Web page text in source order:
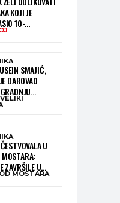
KOJI JE
10-
IZ
SMAJIĆ,
DAROVAO
U BUGOJNU
U
ZAVRŠILE U
MOSTARA